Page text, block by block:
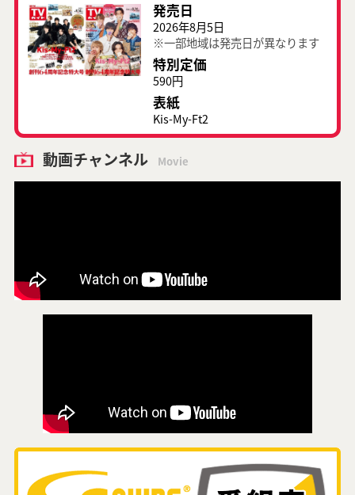
発売日
2026年8月5日
※一部地域は発売日が異なります
特別定価
590円
表紙
Kis-My-Ft2
動画チャンネル Movie